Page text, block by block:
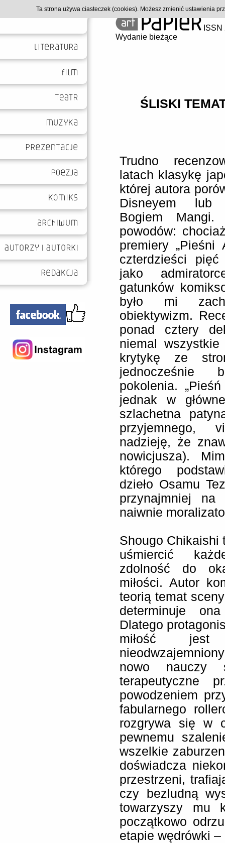
Wydanie bieżące
ŚLISKI
Trudno
latach klasykę
której autora
Disneyem lub
Bogiem
powodów:
premiery „Pieśni
czterdzieści
jako
gatunków
było mi
obiektywizm.
ponad cztery
niemal
krytykę ze
jednocześnie
pokolenia.
jednak w
szlachetna
przyjemnego,
nadzieję, że
nowicjusza).
którego
dzieło Osamu
przynajmniej
naiwnie
Shougo Chikaishi
uśmiercić
zdolność do
miłości. Autor
teorią temat
determinuje
Dlatego
miłość
nowo nauczy
terapeutyczne
powodzeniem
fabularnego
rozgrywa się w
pewnemu
wszelkie
doświadcza
przestrzeni,
czy bezludną
towarzyszy mu
początkowo
etapie wędrówki –
Ta strona używa ciasteczek (cookies). Możesz zmienić ustawienia